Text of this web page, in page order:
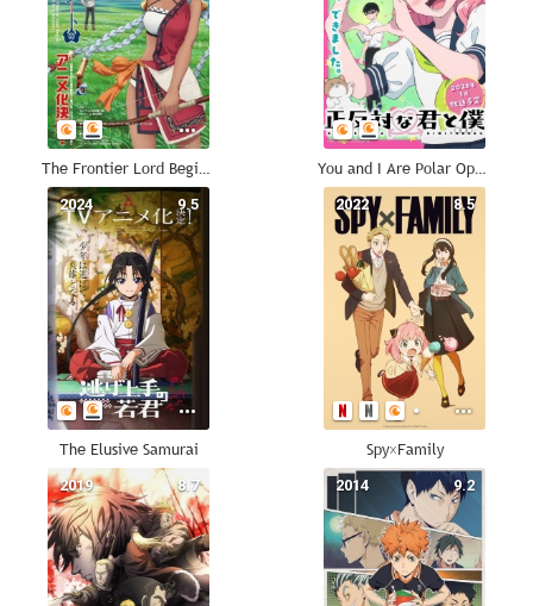
The Frontier Lord Begins with Zero Subjects You and I Are Polar Opposites
9.5
2024
The Elusive Samurai
8.5
2022
Spy×Family
8.7
2019 9.2
2014